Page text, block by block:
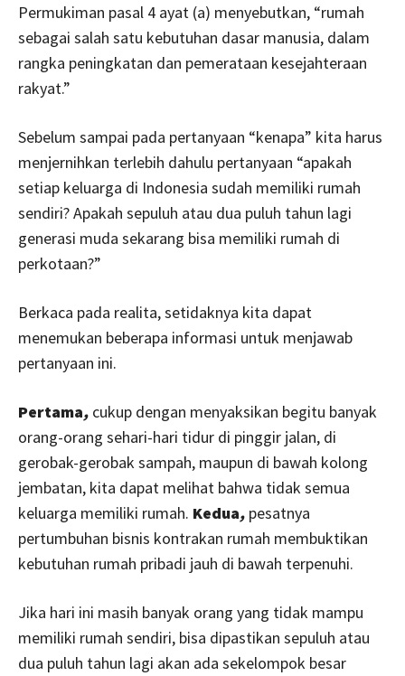
Permukiman pasal 4 ayat (a) menyebutkan, “rumah
sebagai salah satu kebutuhan dasar manusia, dalam
rangka peningkatan dan pemerataan kesejahteraan
rakyat.”
Sebelum sampai pada pertanyaan “kenapa” kita harus
menjernihkan terlebih dahulu pertanyaan “apakah
setiap keluarga di Indonesia sudah memiliki rumah
sendiri? Apakah sepuluh atau dua puluh tahun lagi
generasi muda sekarang bisa memiliki rumah di
perkotaan?”
Berkaca pada realita, setidaknya kita dapat
menemukan beberapa informasi untuk menjawab
pertanyaan ini.
Pertama, cukup dengan menyaksikan begitu banyak
orang-orang sehari-hari tidur di pinggir jalan, di
gerobak-gerobak sampah, maupun di bawah kolong
jembatan, kita dapat melihat bahwa tidak semua
keluarga memiliki rumah. Kedua, pesatnya
pertumbuhan bisnis kontrakan rumah membuktikan
kebutuhan rumah pribadi jauh di bawah terpenuhi.
Jika hari ini masih banyak orang yang tidak mampu
memiliki rumah sendiri, bisa dipastikan sepuluh atau
dua puluh tahun lagi akan ada sekelompok besar